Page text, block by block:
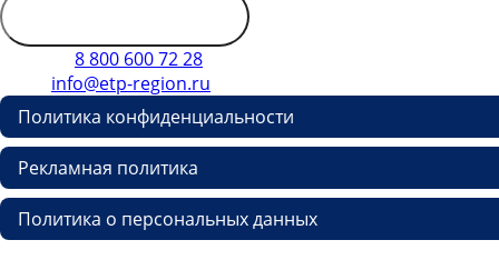
8 800 600 72 28
info@etp-region.ru
Политика конфиденциальности
Рекламная политика
Политика о персональных данных